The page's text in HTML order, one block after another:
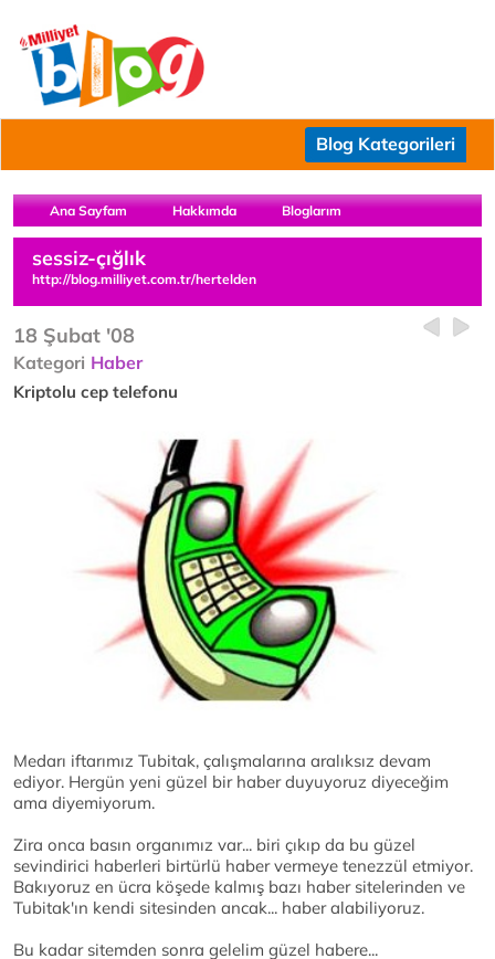
Blog Kategorileri
Ana Sayfam Hakkımda Bloglarım
sessiz-çığlık
http://blog.milliyet.com.tr/hertelden
18 Şubat '08
Kategori Haber
Kriptolu cep telefonu
Medarı iftarımız Tubitak, çalışmalarına aralıksız devam
ediyor. Hergün yeni güzel bir haber duyuyoruz diyeceğim
ama diyemiyorum.
Zira onca basın organımız var... biri çıkıp da bu güzel
sevindirici haberleri birtürlü haber vermeye tenezzül etmiyor.
Bakıyoruz en ücra köşede kalmış bazı haber sitelerinden ve
Tubitak'ın kendi sitesinden ancak... haber alabiliyoruz.
Bu kadar sitemden sonra gelelim güzel habere...